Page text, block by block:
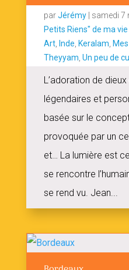
parJérémy| samedi 7
Petits Riens" de ma
Art, Inde Keralam
Theyyam Un peu de
L’adoration de
légendaires et
basée sur le
provoquée par un
et… La lumière est
se rencontre
se rend vu. Jean...